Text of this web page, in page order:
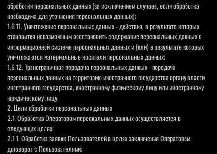
обработки персональных данных (за исключением случаев, если обработка
необходима для уточнения персональных данных);
1.6.11. Уничтожение персональных данных - действия, в результате которых
становится невозможным восстановить содержание персональных данных в
информационной системе персональных данных и (или) в результате которых
уничтожаются материальные носители персональных данных;
1.6.12. Трансграничная передача персональных данных - передача
персональных данных на территорию иностранного государства органу власти
иностранного государства, иностранному физическому лицу или иностранному
юридическому лицу.
2. Цели обработки персональных данных
2.1. Обработка Оператором персональных данных осуществляется в
следующих целях:
2.1.1. Обработка заявок Пользователей в целях заключения Оператором
договоров с Пользователями;